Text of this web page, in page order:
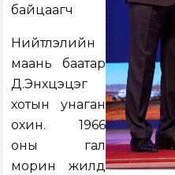
байцаагч
Нийтлэлийн
маань баатар
Д.Энхцэцэг
хотын унаган
охин. 1966
оны гал
морин жилд